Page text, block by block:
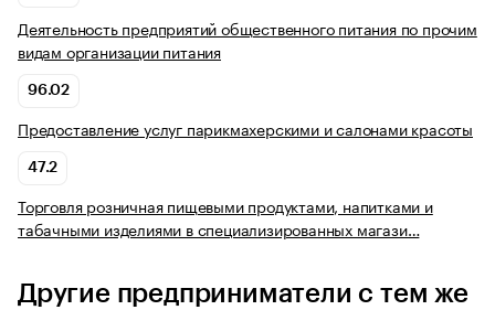
Деятельность предприятий общественного питания по прочим
видам организации питания
96.02
Предоставление услуг парикмахерскими и салонами красоты
47.2
Торговля розничная пищевыми продуктами, напитками и
табачными изделиями в специализированных магази…
Другие предприниматели с тем же